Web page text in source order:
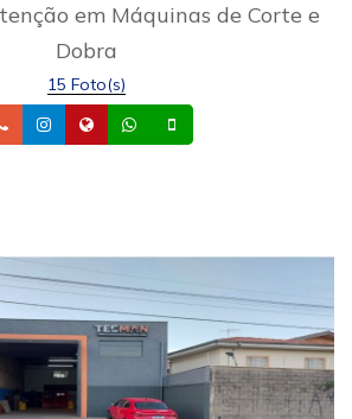
em Máquinas de Corte e
Dobra
15 Foto(s)
TelefoneInstagram
Site Whatsapp